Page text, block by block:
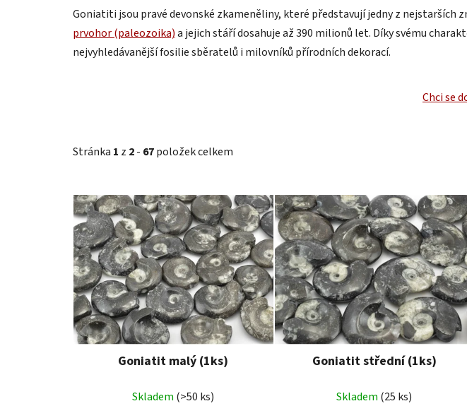
Goniatiti jsou pravé devonské zkameněliny, které představují jedny z
prvohor (paleozoika)a jejich stáří dosahuje až 390 milionů let. Díky svému
nejvyhledávanější fosilie sběratelů i milovníků přírodních dekorací.
Chci se
Stránka 1 z 2- 67položek celkem
V
ý
p
i
s
p
r
o
d
Goniatit malý (1ks)
Skladem (>50 ks)
Goniatit střední (1ks)
Skladem (25 ks)